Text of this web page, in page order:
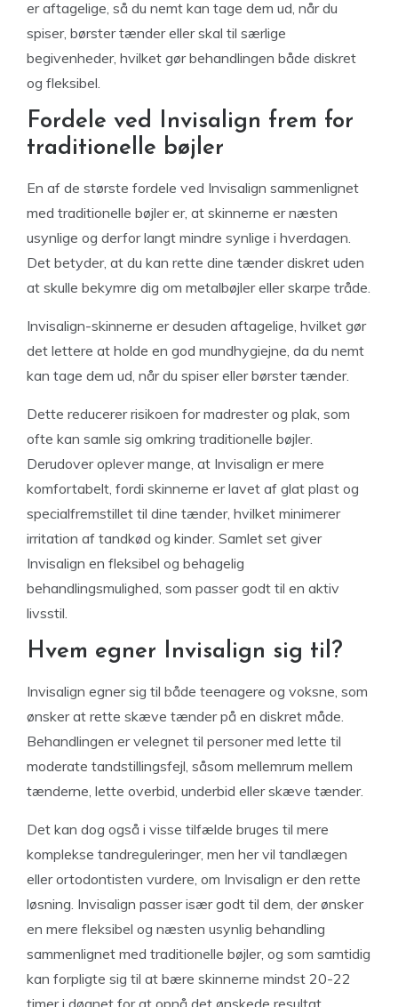
er aftagelige, så du nemt kan tage dem ud, når du
spiser, børster tænder eller skal til særlige
begivenheder, hvilket gør behandlingen både diskret
og fleksibel.
Fordele ved Invisalign frem for
traditionelle bøjler
En af de største fordele ved Invisalign sammenlignet
med traditionelle bøjler er, at skinnerne er næsten
usynlige og derfor langt mindre synlige i hverdagen.
Det betyder, at du kan rette dine tænder diskret uden
at skulle bekymre dig om metalbøjler eller skarpe tråde.
Invisalign-skinnerne er desuden aftagelige, hvilket gør
det lettere at holde en god mundhygiejne, da du nemt
kan tage dem ud, når du spiser eller børster tænder.
Dette reducerer risikoen for madrester og plak, som
ofte kan samle sig omkring traditionelle bøjler.
Derudover oplever mange, at Invisalign er mere
komfortabelt, fordi skinnerne er lavet af glat plast og
specialfremstillet til dine tænder, hvilket minimerer
irritation af tandkød og kinder. Samlet set giver
Invisalign en fleksibel og behagelig
behandlingsmulighed, som passer godt til en aktiv
livsstil.
Hvem egner Invisalign sig til?
Invisalign egner sig til både teenagere og voksne, som
ønsker at rette skæve tænder på en diskret måde.
Behandlingen er velegnet til personer med lette til
moderate tandstillingsfejl, såsom mellemrum mellem
tænderne, lette overbid, underbid eller skæve tænder.
Det kan dog også i visse tilfælde bruges til mere
komplekse tandreguleringer, men her vil tandlægen
eller ortodontisten vurdere, om Invisalign er den rette
løsning. Invisalign passer især godt til dem, der ønsker
en mere fleksibel og næsten usynlig behandling
sammenlignet med traditionelle bøjler, og som samtidig
kan forpligte sig til at bære skinnerne mindst 20-22
timer i døgnet for at opnå det ønskede resultat.